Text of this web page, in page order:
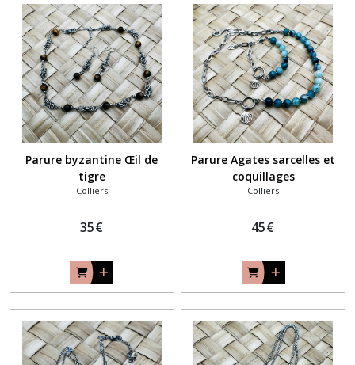
Parure byzantine Œil de
tigre
Colliers
35€
Parure Agates sarcelles et
coquillages
Colliers
45€